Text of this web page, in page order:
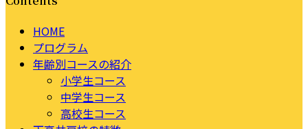
HOME
プログラム
年齢別コースの紹介
小学生コース
中学生コース
高校生コース